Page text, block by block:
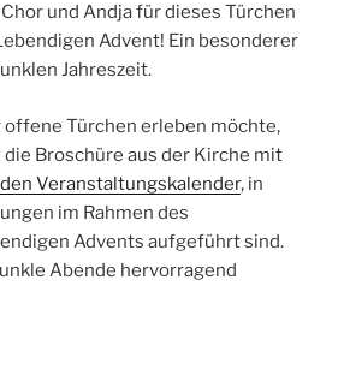
und Andja für dieses Türchen
Advent! Ein besonderer
Jahreszeit.
offene Türchen erleben möchte,
Broschüre aus der Kirche mit
Veranstaltungskalender, in
im Rahmen des
Advents aufgeführt sind.
Abende hervorragend